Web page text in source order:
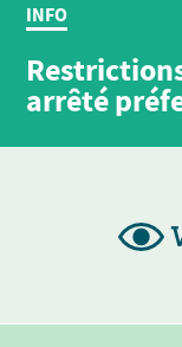
INFO
arrêté